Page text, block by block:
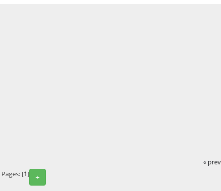
«
+
Pages: [1]